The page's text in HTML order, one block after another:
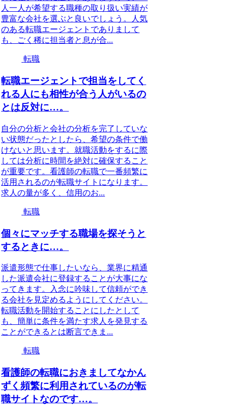
人一人が希望する職種の取り扱い実績が
豊富な会社を選ぶと良いでしょう。人気
のある転職エージェントでありまして
も、ごく稀に担当者と息が合...
転職
転職エージェントで担当をしてく
れる人にも相性が合う人がいるの
とは反対に…。
自分の分析と会社の分析を完了していな
い状態だったとしたら、希望の条件で働
けないと思います。就職活動をするに際
しては分析に時間を絶対に確保すること
が重要です。看護師の転職で一番頻繁に
活用されるのが転職サイトになります。
求人の量が多く、信用のお...
転職
個々にマッチする職場を探そうと
するときに…。
派遣形態で仕事したいなら、業界に精通
した派遣会社に登録することが大事にな
ってきます。入念に吟味して信頼ができ
る会社を見定めるようにしてください。
転職活動を開始することにしたとして
も、簡単に条件を満たす求人を発見する
ことができるとは断言できま...
転職
看護師の転職におきましてなかん
ずく頻繁に利用されているのが転
職サイトなのです…。